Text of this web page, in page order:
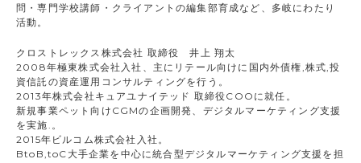
問・専門学校講師・クライアントの編集部育成など、多岐にわたり
活動。
クロストレックス株式会社 取締役 井上 翔太
2008年極東株式会社入社、主にリテール向けに国内外債権,株式,投
資信託の資産運用コンサルティングを行う。
2013年株式会社キュアユナイテッド 取締役COOに就任。
新規事業ペット向けCGMの企画開発、デジタルマーケティング支援
を実施.。
2015年ビルコム株式会社入社。
BtoB,toC大手企業を中心に統合型デジタルマーケティング支援を担